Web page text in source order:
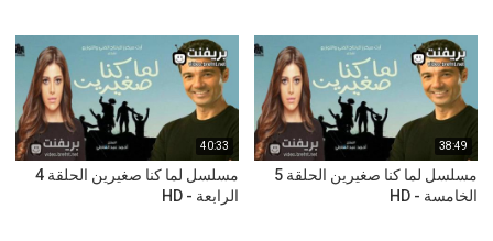
38:49
مسلسل لما كنا صغيرين الحلقة 5
الخامسة - HD
40:33
مسلسل لما كنا صغيرين الحلقة 4
الرابعة - HD